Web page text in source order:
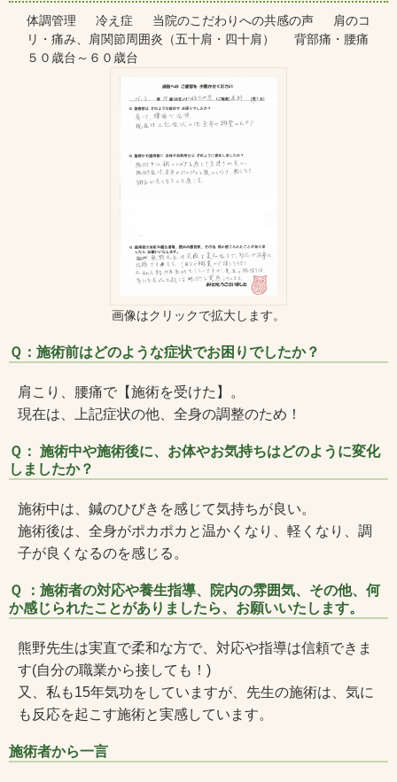
体調管理 冷え症 当院のこだわりへの共感の声 肩のコ
リ・痛み、肩関節周囲炎（五十肩・四十肩） 背部痛・腰痛
５０歳台～６０歳台
画像はクリックで拡大します。
Ｑ：施術前はどのような症状でお困りでしたか？
肩こり、腰痛で【施術を受けた】。
現在は、上記症状の他、全身の調整のため！
Ｑ： 施術中や施術後に、お体やお気持ちはどのように変化
しましたか？
施術中は、鍼のひびきを感じて気持ちが良い。
施術後は、全身がポカポカと温かくなり、軽くなり、調
子が良くなるのを感じる。
Ｑ ：施術者の対応や養生指導、院内の雰囲気、その他、何
か感じられたことがありましたら、お願いいたします。
熊野先生は実直で柔和な方で、対応や指導は信頼できま
す(自分の職業から接しても！)
又、私も15年気功をしていますが、先生の施術は、気に
も反応を起こす施術と実感しています。
施術者から一言